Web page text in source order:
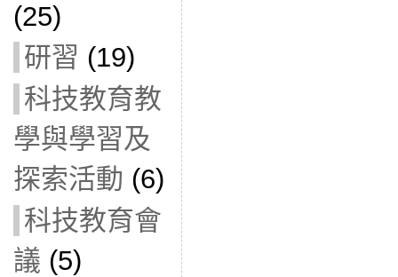
(25)
研習 (19)
科技教育教
學與學習及
探索活動 (6)
科技教育會
議 (5)